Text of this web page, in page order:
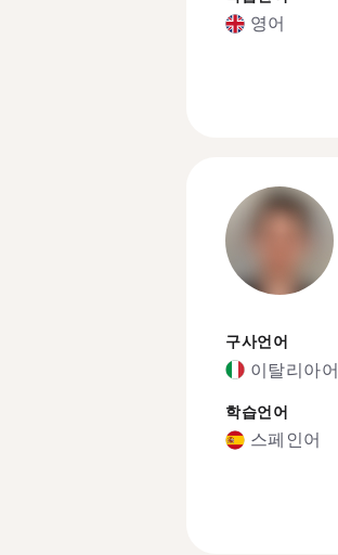
영어
구사언어
이탈리아어
학습언어
스페인어